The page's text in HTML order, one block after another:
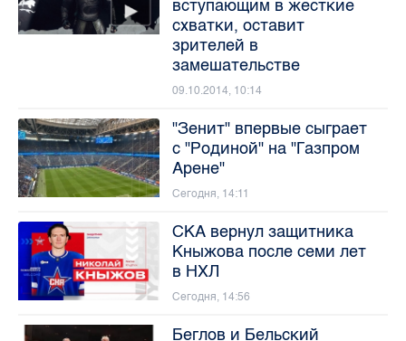
вступающим в жесткие
схватки, оставит
зрителей в
замешательстве
09.10.2014, 10:14
"Зенит" впервые сыграет
с "Родиной" на "Газпром
Арене"
Сегодня, 14:11
СКА вернул защитника
Кныжова после семи лет
в НХЛ
Сегодня, 14:56
Беглов и Бельский